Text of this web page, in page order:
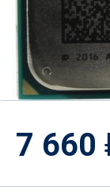
7 660